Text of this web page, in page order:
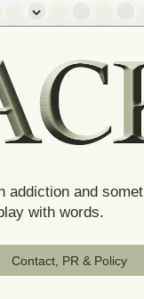
addiction and
with words.
Contact, PR & Policy